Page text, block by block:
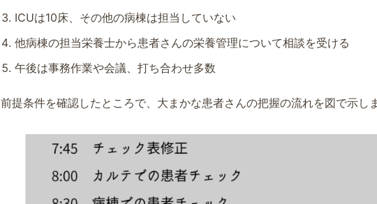
ICUは10床、その他の病棟は担当していない
他病棟の担当栄養士から患者さんの栄養管理について相談を受ける
午後は事務作業や会議、打ち合わせ多数
前提条件を確認したところで、大まかな患者さんの把握の流れを図で示し